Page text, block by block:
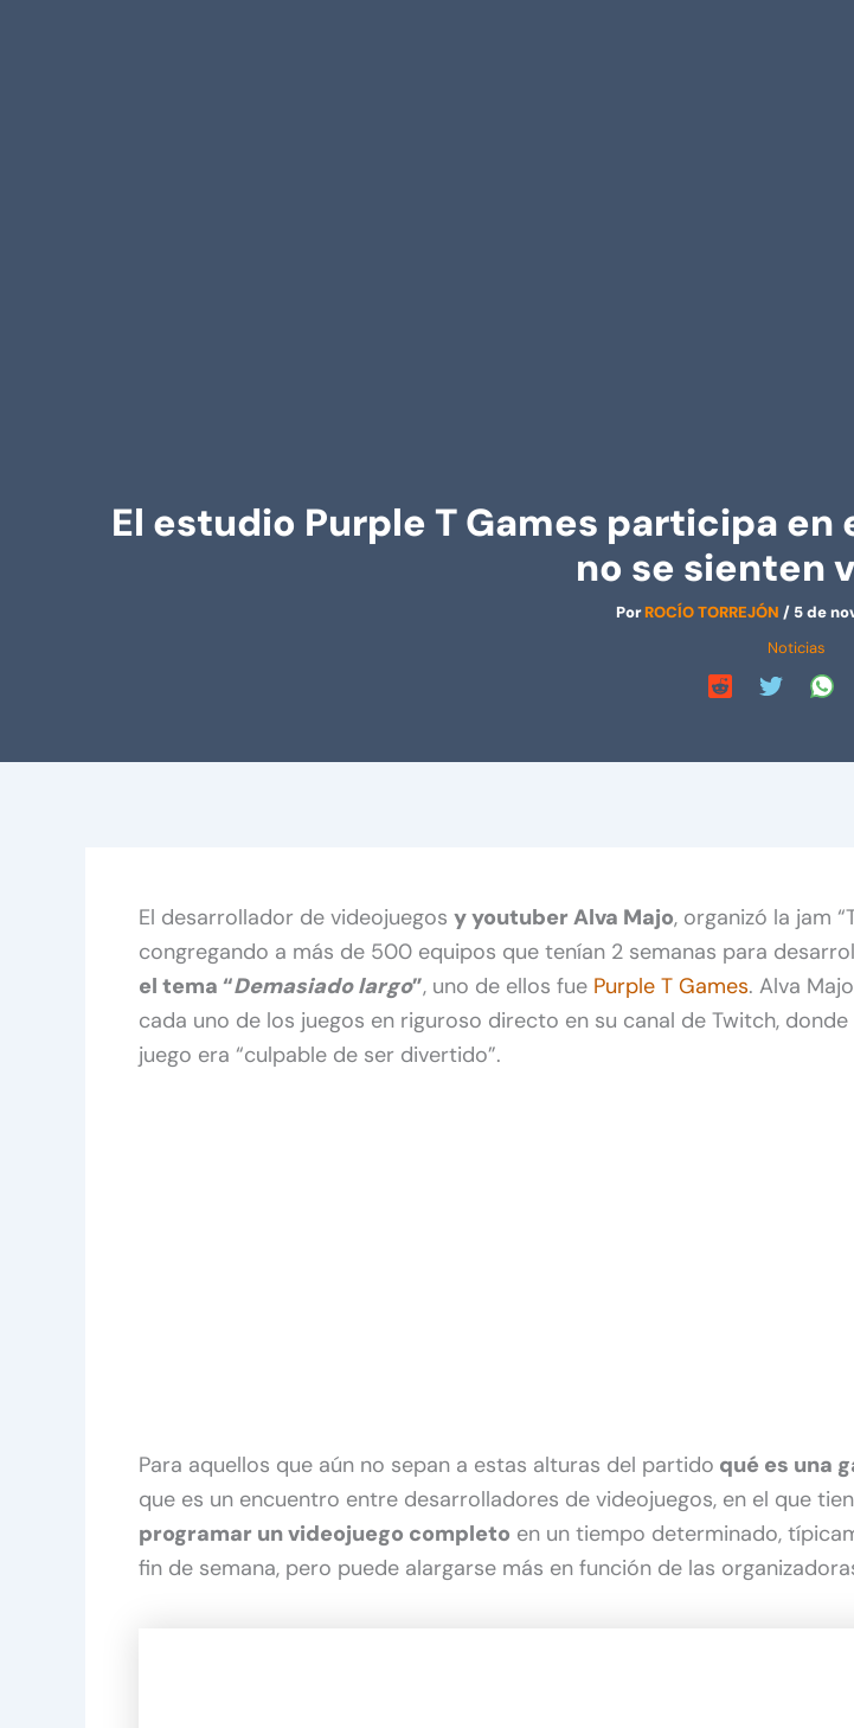
El estudio Purple T Games participa en
no se sienten
PorROCÍO TORREJÓN / 5 de
Noticias
El desarrollador de videojuegos y youtuber Alva Majo, organizó la jam
congregando a más de 500 equipos que tenían 2 semanas para
el tema “Demasiado largo”, uno de ellos fue Purple T Games. Alva
cada uno de los juegos en riguroso directo en su canal de Twitch,
juego era “culpable de ser divertido”.
Para aquellos que aún no sepan a estas alturas del partido qué es una
que es un encuentro entre desarrolladores de videojuegos, en el que
programar un videojuego completo en un tiempo determinado,
fin de semana, pero puede alargarse más en función de las